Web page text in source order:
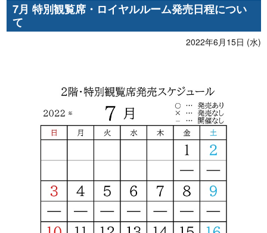
7月 特別観覧席・ロイヤルルーム発売日程につい
て
2022年6月15日 (水)